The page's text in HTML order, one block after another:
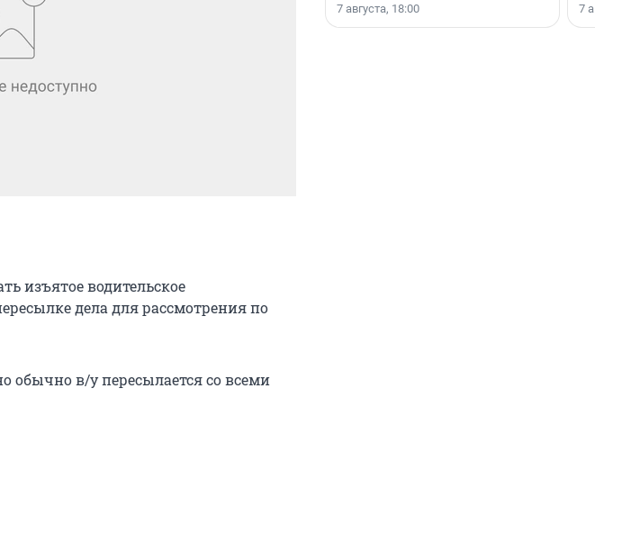
изъятое водительское
дела для рассмотрения по
обычно в/у пересылается со всеми
7 августа, 18:00 7